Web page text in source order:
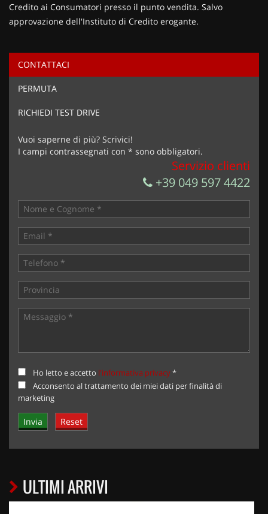
Ho letto e accettol'informativa privacy*
Acconsento al trattamento dei miei dati per finalità di
Invia la tua richiesta
Credito ai Consumatori presso il punto vendita. Salvo
approvazione dell'Instituto di Credito erogante.
CONTATTACI
PERMUTA
RICHIEDI TEST DRIVE
Vuoi saperne di più? Scrivici!
I campi contrassegnati con * sono obbligatori.
Servizio clienti
+39 049 597 4422
Ho letto e accetto l'informativa privacy*
Acconsento al trattamento dei miei dati per finalità di
marketing
ULTIMI ARRIVI